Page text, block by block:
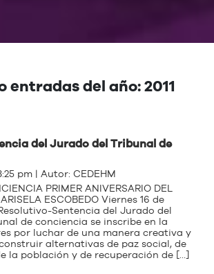
entradas del año: 2011
del Jurado del Tribunal de
pm | Autor: CEDEHM
PRIMER ANIVERSARIO DEL
ESCOBEDO Viernes 16 de
Sentencia del Jurado del
de conciencia se inscribe en la
por luchar de una manera creativa y
alternativas de paz social, de
la población y de recuperación de […]